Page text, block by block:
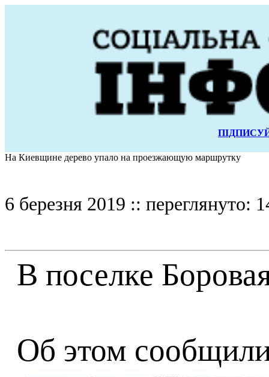
На Киевщине дерево упало на проезжающую маршрутку
6 березня 2019 :: переглянуто:
В поселке
Об этом